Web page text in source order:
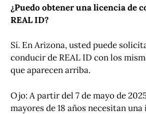
¿Puedo obtener una licencia de
REAL ID?
Sí. En Arizona, usted puede
conducir de REAL ID con los
que aparecen arriba.
Ojo: A partir del 7 de mayo de
mayores de 18 años necesitan